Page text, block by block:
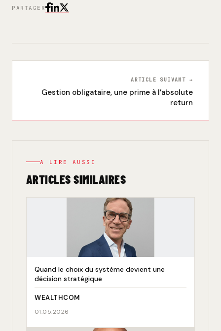
PARTAGER
ARTICLE SUIVANT →
Gestion obligataire, une prime à l’absolute
return
A LIRE AUSSI
ARTICLES SIMILAIRES
Quand le choix du système devient une
décision stratégique
WEALTHCOM
01.05.2026